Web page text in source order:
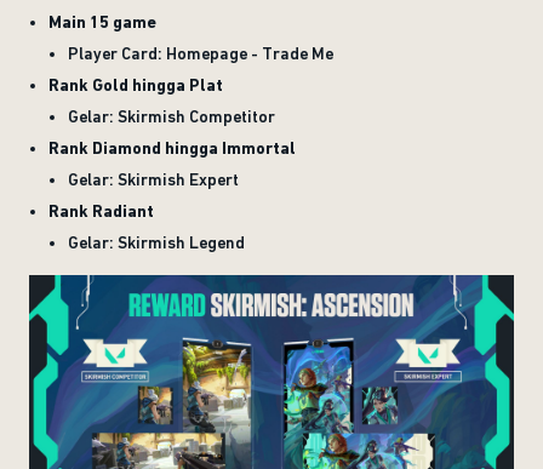
Main 15 game
Player Card: Homepage - Trade Me
Rank Gold hingga Plat
Gelar: Skirmish Competitor
Rank Diamond hingga Immortal
Gelar: Skirmish Expert
Rank Radiant
Gelar: Skirmish Legend